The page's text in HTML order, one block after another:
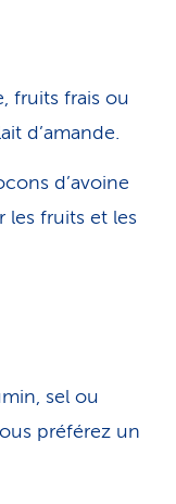
fruits frais ou
d’amande.
d’avoine
les fruits et les
sel ou
préférez un